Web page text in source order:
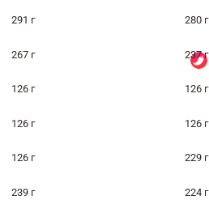
291 г 280 г
267 г 237 г
126 г 126 г
126 г 126 г
126 г 229 г
239 г 224 г